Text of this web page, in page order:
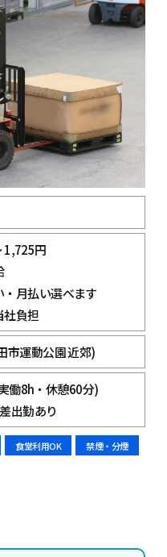
1,725円
月払い選べます
負担
市運動公園 近郊)
働8h・休憩60分)
出勤あり
食堂利用OK
禁煙・分煙